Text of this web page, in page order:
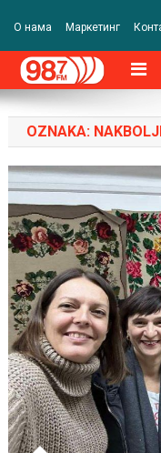
О нама Маркетинг
OZNAKA: